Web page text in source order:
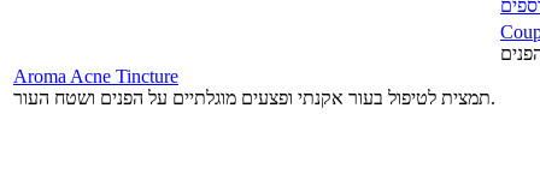
Aroma Acne Tincture
תמצית לטיפול בעור אקנתי ופצעים מוגלתיים על הפנים ושטח העור.